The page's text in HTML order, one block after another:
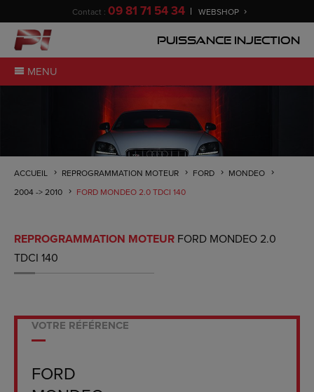
Contact : 09 81 71 54 34 WEBSHOP
Puissance Injection
MENU
ACCUEIL REPROGRAMMATION MOTEUR FORD
MONDEO
2004 -> 2010
FORD MONDEO 2.0 TDCI 140
REPROGRAMMATION MOTEUR FORD MONDEO 2.0
TDCI 140
VOTRE RÉFÉRENCE
FORD